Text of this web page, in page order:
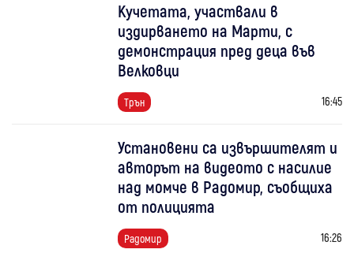
Кучетата, участвали в
издирването на Марти, с
демонстрация пред деца във
Велковци
Трън 16:45
Установени са извършителят и
авторът на видеото с насилие
над момче в Радомир, съобщиха
от полицията
Радомир 16:26